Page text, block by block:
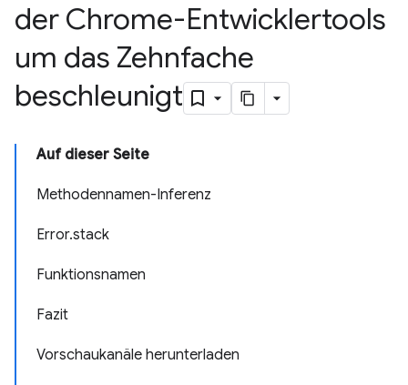
der Chrome-Entwicklertools
um das Zehnfache
beschleunigt
Auf dieser Seite
Methodennamen-Inferenz
Error.stack
Funktionsnamen
Fazit
Vorschaukanäle herunterladen